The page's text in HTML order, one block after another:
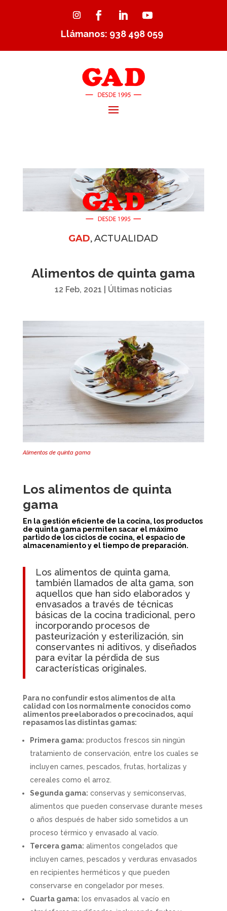
Llámanos: 938 498 059
GAD,ACTUALIDAD
Alimentos de quinta gama
12 Feb, 2021 Últimas noticias
Alimentos de quinta gama
Los alimentos de quinta
gama
En la gestión eficiente de la cocina, los productos
de quinta gama permiten sacar el máximo
partido de los ciclos de cocina, el espacio de
almacenamiento y el tiempo de preparación.
Los alimentos de quinta gama,
también llamados de alta gama, son
aquellos que han sido elaborados y
envasados a través de técnicas
básicas de la cocina tradicional, pero
incorporando procesos de
pasteurización y esterilización, sin
conservantes ni aditivos, y diseñados
para evitar la pérdida de sus
características originales.
Para no confundir estos alimentos de alta
calidad con los normalmente conocidos como
alimentos preelaborados o precocinados, aquí
repasamos las distintas gamas:
Primera gama: productos frescos sin ningún
tratamiento de conservación, entre los cuales se
incluyen carnes, pescados, frutas, hortalizas y
cereales como el arroz.
Segunda gama: conservas y semiconservas,
alimentos que pueden conservase durante meses
o años después de haber sido sometidos a un
proceso térmico y envasado al vacío.
Tercera gama: alimentos congelados que
incluyen carnes, pescados y verduras envasados
en recipientes herméticos y que pueden
conservarse en congelador por meses.
Cuarta gama: los envasados al vacío en